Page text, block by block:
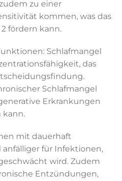
zu einer
kommen, was das
fördern kann.
Schlafmangel
das
Schlafmangel
Erkrankungen
kann.
mit dauerhaft
für Infektionen,
wird. Zudem
Entzündungen,